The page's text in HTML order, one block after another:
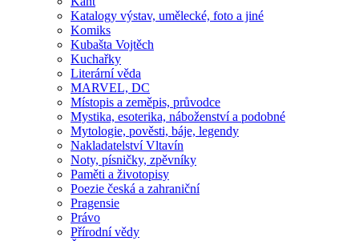
Katalogy výstav, umělecké, foto a jiné
Komiks
Kubašta Vojtěch
Kuchařky
Literární věda
MARVEL, DC
Místopis a zeměpis, průvodce
Mystika, esoterika, náboženství a podobné
Mytologie, pověsti, báje, legendy
Nakladatelství Vltavín
Noty, písničky, zpěvníky
Paměti a životopisy
Poezie česká a zahraniční
Pragensie
Právo
Přírodní vědy